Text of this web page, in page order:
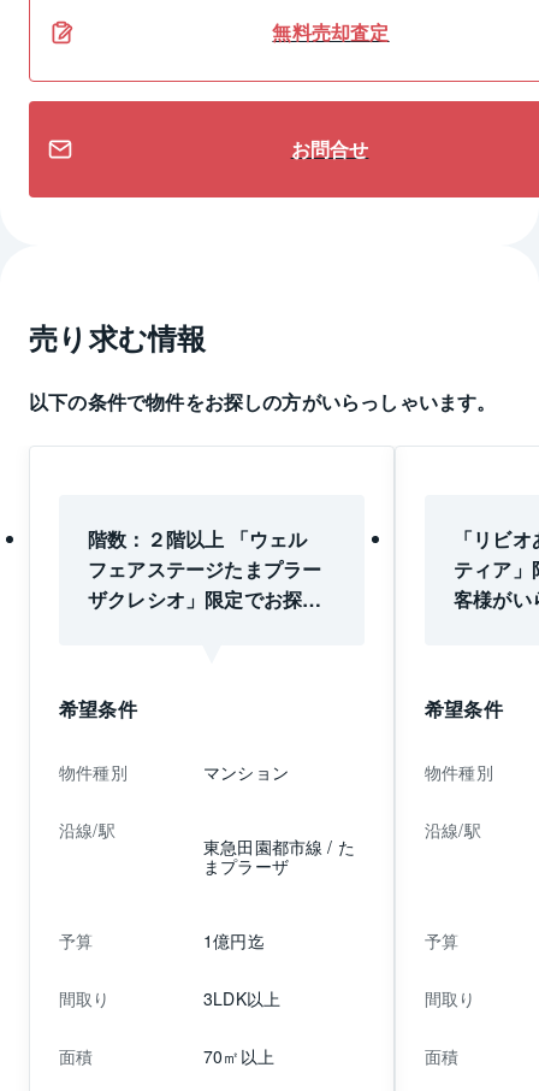
無料売却査定
お問合せ
売り求む情報
以下の条件で物件をお探しの方がいらっしゃいます。
階数：２階以上 「ウェル
フェアステージたまプラー
ザクレシオ」限定でお探し
いのお客様です。また、私
たウェルフェアステージた
約に携わらせていただいて
おりますので、現在の相場
ん。お気軽に担当：米澤
連絡くださいませ。
希望条件
物件種別 マンション
沿線/駅
東急田園都市線 / た
まプラーザ
予算 1億円迄
間取り 3LDK以上
面積 70㎡以上
「リビ
ティア」
客様がい
ご売却を
合わせは
ださいま
希望条件
物件種別
沿線/駅
予算
間取り
面積